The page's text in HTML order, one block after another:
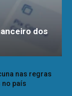
dos
nas regras
no país